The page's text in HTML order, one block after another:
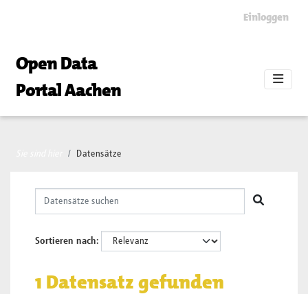
Einloggen
Open Data
Portal Aachen
Datensätze
Sortieren nach
1 Datensatz gefunden